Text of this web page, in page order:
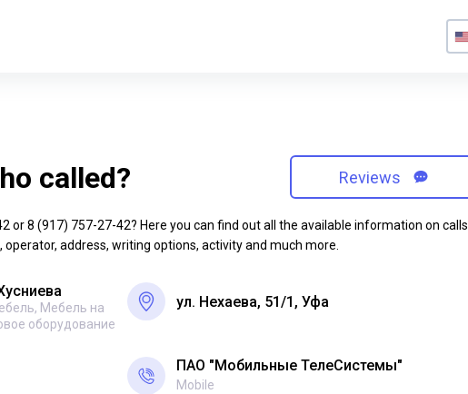
called? Reviews
or 8 (917) 757-27-42? Here you can find out all the available information on calls
address, writing options, activity and much more.
Мебель на
оборудование
ул. Нехаева, 51/1, Уфа
ПАО "Мобильные ТелеСистемы"
Mobile